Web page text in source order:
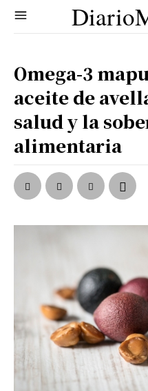
Omega-3
aceite de
salud y la
alimentaria